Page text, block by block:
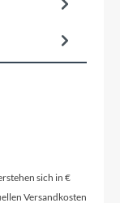
sich in €
Versandkosten